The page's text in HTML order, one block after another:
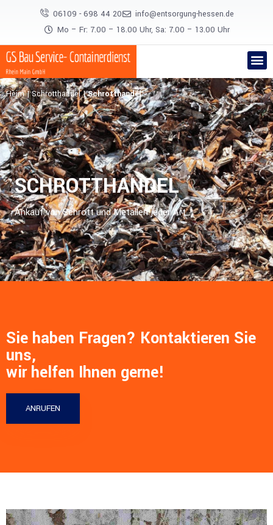
06109 - 698 44 20
info@entsorgung-hessen.de
Mo – Fr: 7.00 – 18.00 Uhr, Sa: 7.00 – 13.00 Uhr
Heim|Schrotthandel|Schrotthandel
SCHROTTHANDEL
Ankauf von Schrott und Metallen jeder Art
Sie haben Fragen? Kontaktieren Sie
uns,
wir helfen Ihnen gerne!
ANRUFEN